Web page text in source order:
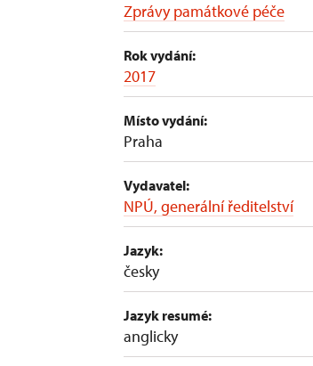
Zprávy památkové péče
Rok vydání:
2017
Místo vydání:
Praha
Vydavatel:
NPÚ, generální ředitelství
Jazyk:
česky
Jazyk resumé:
anglicky